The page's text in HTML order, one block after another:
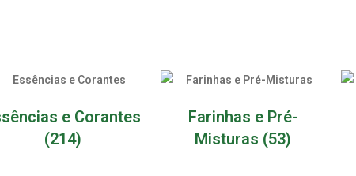
e Corantes
(214)
Farinhas e Pré-
Misturas (53)